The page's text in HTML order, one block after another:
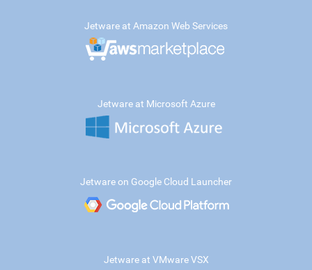
Jetware at Amazon Web Services
Jetware at Microsoft Azure
Jetware on Google Cloud Launcher
Jetware at VMware VSX